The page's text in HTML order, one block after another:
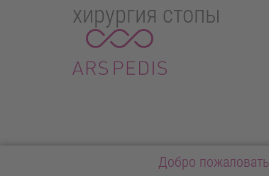
хирургия стопы
Добро пожаловать